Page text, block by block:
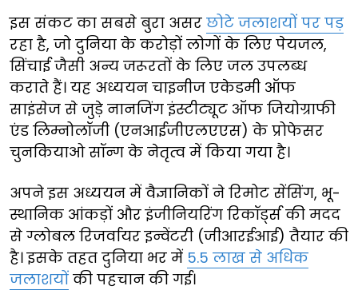
इस संकट का सबसे बुरा असर छोटे जलाशयों पर पड़
रहा है, जो दुनिया के करोड़ों लोगों के लिए पेयजल,
सिंचाई जैसी अन्य जरूरतों के लिए जल उपलब्ध
कराते हैं। यह अध्ययन चाइनीज एकेडमी ऑफ
साइंसेज से जुड़े नानजिंग इंस्टीट्यूट ऑफ जियोग्राफी
एंड लिम्नोलॉजी (एनआईजीएलएएस) के प्रोफेसर
चुनकियाओ सॉन्ग के नेतृत्व में किया गया है।
अपने इस अध्ययन में वैज्ञानिकों ने रिमोट सेंसिंग, भू-
स्थानिक आंकड़ों और इंजीनियरिंग रिकॉर्ड्स की मदद
से ग्लोबल रिजर्वायर इन्वेंटरी (जीआरईआई) तैयार की
है। इसके तहत दुनिया भर में 5.5 लाख से अधिक
जलाशयों की पहचान की गई।